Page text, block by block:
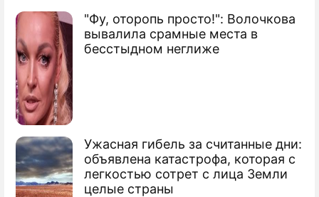
"Фу, оторопь просто!": Волочкова
вывалила срамные места в
бесстыдном неглиже
Ужасная гибель за считанные дни:
объявлена катастрофа, которая с
легкостью сотрет с лица Земли
целые страны
По теме
Продолжение: Япония
Япония жестко высказалась по Курилам
Япония готовит закон о захвате Курил